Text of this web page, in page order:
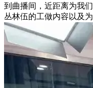
到曲播间，近距离为我
丛林伍的工做内容以及